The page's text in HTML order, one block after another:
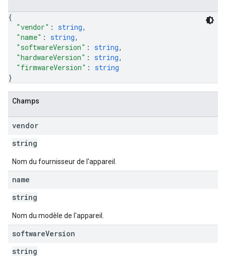
{
"vendor" : string,
"name" : string,
"softwareVersion" : string,
"hardwareVersion" : string,
"firmwareVersion" : string
}
Champs
vendor
string
Nom du fournisseur de l'appareil.
name
string
Nom du modèle de l'appareil.
softwareVersion
string